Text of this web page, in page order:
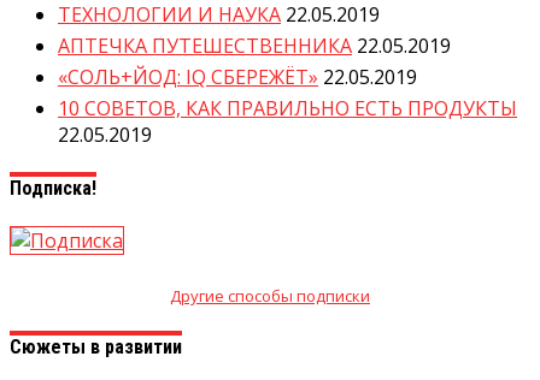
ТЕХНОЛОГИИ И НАУКА 22.05.2019
АПТЕЧКА ПУТЕШЕСТВЕННИКА 22.05.2019
«СОЛЬ+ЙОД: IQ СБЕРЕЖЁТ» 22.05.2019
10 СОВЕТОВ, КАК ПРАВИЛЬНО ЕСТЬ ПРОДУКТЫ
22.05.2019
Подписка!
Другие способы подписки
Сюжеты в развитии